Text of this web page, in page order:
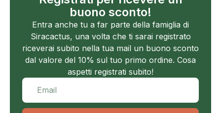
buono sconto!
Entra anche tu a far parte della famiglia di
Siracactus, una volta che ti sarai registrato
riceverai subito nella tua mail un buono sconto
dal valore del 10% sul tuo primo ordine. Cosa
aspetti registrati subito!